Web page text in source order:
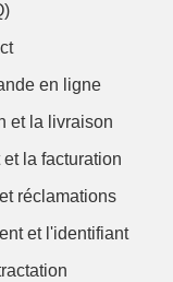
en ligne
et la livraison
la facturation
réclamations
et l'identifiant